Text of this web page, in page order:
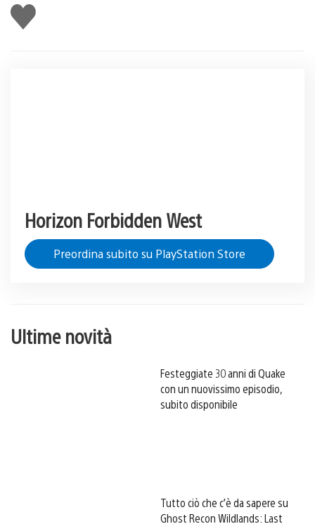
Mi
piace
Horizon Forbidden West
Preordina subito su PlayStation Store
Ultime novità
Festeggiate 30 anni di Quake
con un nuovissimo episodio,
subito disponibile
Tutto ciò che c’è da sapere su
Ghost Recon Wildlands: Last